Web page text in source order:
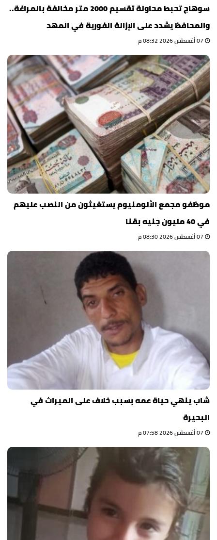
سوهاج تحبط محاولة تقسيم 2000 متر مخالفة بالمراغة..
والمحافظ يشدد على الإزالة الفورية في المهد
موظفو مجمع الألومنيوم يستغيثون من النصب عليهم
في 40 مليون جنيه بقنا
شاب ينهي حياة عمه بسبب خلاف على الميراث في
البحيرة